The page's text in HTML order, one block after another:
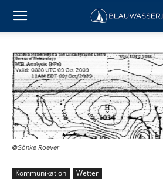
©️Sönke Roever
Kommunikation Wetter